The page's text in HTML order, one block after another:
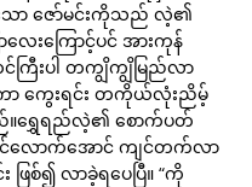
သော ဇော်မင်းကိုသည် လဲ့၏
ေးကြောင့်ပင် အားကုန်
းပါ တကျွိကျွိမြည်လာ
ာ ကွေးရင်း တကိုယ်လုံးညိမ့်
။ရွှေရည်လဲ့၏ စောက်ပတ်
လောက်အောင် ကျင်တက်လာ
ဖြစ်၍ လာခဲ့ရပေပြီ။ “ကို